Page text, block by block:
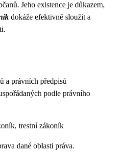
Jeho existence je důkazem,
dokáže efektivně sloužit a
a právních předpisů
podle právního
trestní zákoník
dané oblasti práva.